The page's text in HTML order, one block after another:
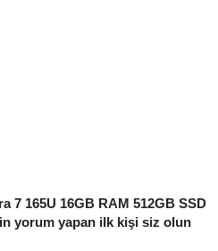
7 165U 16GB RAM 512GB SSD
yorum yapan ilk kişi siz olun